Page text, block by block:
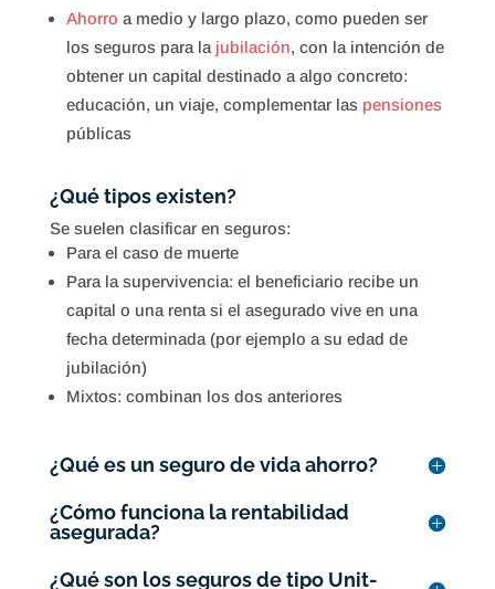
Ahorro a medio y largo plazo, como pueden ser
los seguros para la jubilación, con la intención de
obtener un capital destinado a algo concreto:
educación, un viaje, complementar las pensiones
públicas
¿Qué tipos existen?
Se suelen clasificar en seguros:
Para el caso de muerte
Para la supervivencia: el beneficiario recibe un
capital o una renta si el asegurado vive en una
fecha determinada (por ejemplo a su edad de
jubilación)
Mixtos: combinan los dos anteriores
¿Qué es un seguro de vida ahorro?
¿Cómo funciona la rentabilidad
asegurada?
¿Qué son los seguros de tipo Unit-